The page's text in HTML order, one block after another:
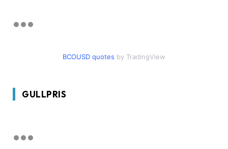
BCOUSD quotes by TradingView
GULLPRIS